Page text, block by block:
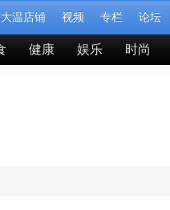
大温店铺 视频 专栏 论坛
健康 娱乐 时尚